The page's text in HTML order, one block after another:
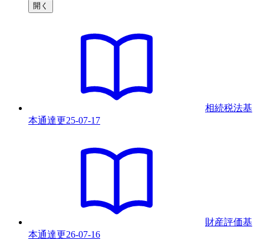
開く
相続税法基
本通達更25-07-17
財産評価基
本通達更26-07-16